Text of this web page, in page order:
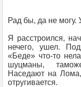
Рад бы, да не могу.
Я расстроился,
нечего, ушел.
«Беде» что-то
шуцманы,
Наседают на
отругивается.